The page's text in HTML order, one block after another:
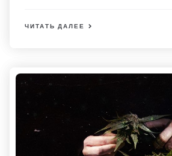
ЧИТАТЬ ДАЛЕЕ